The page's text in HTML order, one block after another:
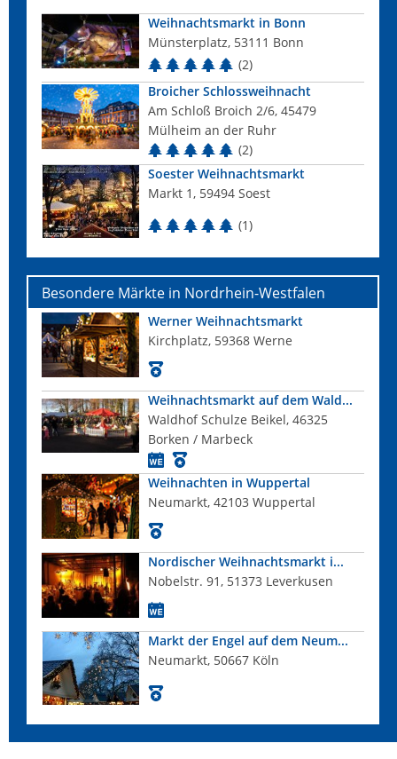
Weihnachtsmarkt in Bonn
Münsterplatz, 53111 Bonn
(2)
Broicher Schlossweihnacht
Am Schloß Broich 2/6, 45479
Mülheim an der Ruhr
(2)
Soester Weihnachtsmarkt
Markt 1, 59494 Soest
(1)
Besondere Märkte in Nordrhein-Westfalen
Werner Weihnachtsmarkt
Kirchplatz, 59368 Werne
Weihnachtsmarkt auf dem Wald...
Waldhof Schulze Beikel, 46325
Borken / Marbeck
Weihnachten in Wuppertal
Neumarkt, 42103 Wuppertal
Nordischer Weihnachtsmarkt i...
Nobelstr. 91, 51373 Leverkusen
Markt der Engel auf dem Neum...
Neumarkt, 50667 Köln